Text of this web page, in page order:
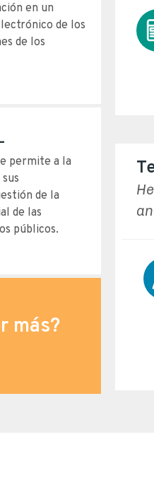
en un
de los
de los
permite a la
de la
de las
públicos.
más?